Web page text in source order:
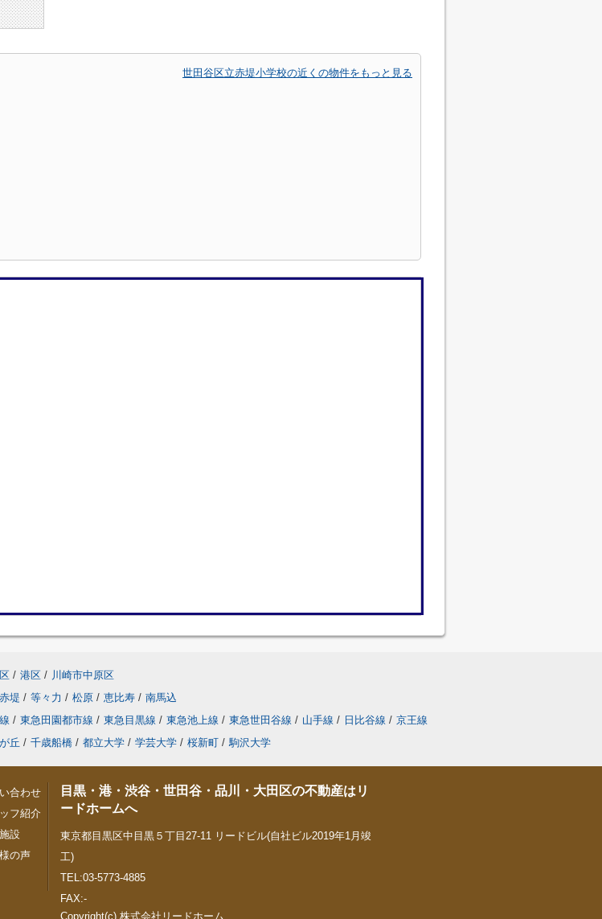
世田谷区立赤堤小学校の近くの物件をもっと見る
/ 港区 / 川崎市中原区
赤堤 / 等々力 / 松原 / 恵比寿 / 南馬込
/ 東急田園都市線 / 東急目黒線 / 東急池上線 / 東急世田谷線 / 山手線 / 日比谷線 / 京王線
丘 / 千歳船橋 / 都立大学 / 学芸大学 / 桜新町 / 駒沢大学
合わせ
フ紹介
設
の声
目黒・港・渋谷・世田谷・品川・大田区の不動産はリ
ードホームへ
東京都目黒区中目黒５丁目27-11 リードビル(自社ビル2019年1月竣
工)
TEL:03-5773-4885
FAX:-
Copyright(c) 株式会社リードホーム